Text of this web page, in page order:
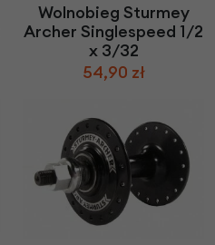
Wolnobieg Sturmey
Archer Singlespeed 1/2
x 3/32
54,90 zł